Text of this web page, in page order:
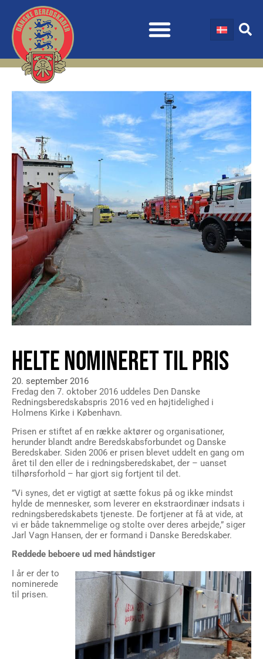
HELTE NOMINERET TIL PRIS
20. september 2016
Fredag den 7. oktober 2016 uddeles Den Danske
Redningsberedskabspris 2016 ved en højtidelighed i
Holmens Kirke i København.
Prisen er stiftet af en række aktører og organisationer,
herunder blandt andre Beredskabsforbundet og Danske
Beredskaber. Siden 2006 er prisen blevet uddelt en gang om
året til den eller de i redningsberedskabet, der – uanset
tilhørsforhold – har gjort sig fortjent til det.
”Vi synes, det er vigtigt at sætte fokus på og ikke mindst
hylde de mennesker, som leverer en ekstraordinær indsats i
redningsberedskabets tjeneste. De fortjener at få at vide, at
vi er både taknemmelige og stolte over deres arbejde,” siger
Jarl Vagn Hansen, der er formand i Danske Beredskaber.
Reddede beboere ud med håndstiger
I år er der to
nominerede
til prisen.